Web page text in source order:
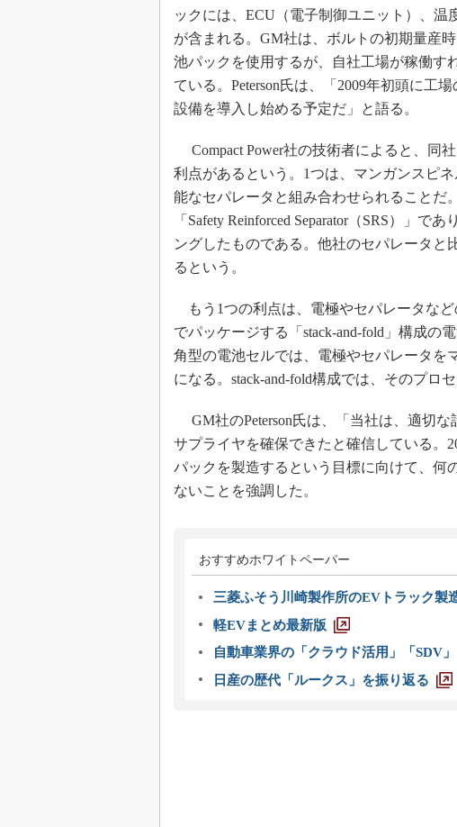
ックには、ECU（電子制御ユニット）、
が含まれる。GM社は、ボルトの初期量産
池パックを使用するが、自社工場が稼働す
ている。Peterson氏は、「2009年初頭に工
設備を導入し始める予定だ」と語る。
Compact Power社の技術者によると、同
利点があるという。1つは、マンガンスピ
能なセパレータと組み合わせられることだ
「Safety Reinforced Separator（SRS）」で
ングしたものである。他社のセパレータと
るという。
もう1つの利点は、電極やセパレータな
でパッケージする「stack-and-fold」構成の
角型の電池セルでは、電極やセパレータを
になる。stack-and-fold構成では、そのプロ
GM社のPeterson氏は、「当社は、適切
サプライヤを確保できたと確信している。
パックを製造するという目標に向けて、何
ないことを強調した。
おすすめホワイトペーパー
三菱ふそう川崎製作所のEVトラック製
軽EVまとめ最新版
自動車業界の「クラウド活用」「SDV
日産の歴代「ルークス」を振り返る